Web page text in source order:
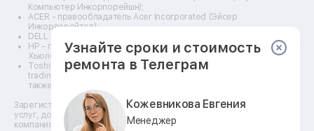
Компьютер Инкорпорейшн);
ACER - правообладатель Acer Incorporated (Эйсер
Инкорпорейтед);
DELL - правообладатель Dell Inc.(Делл Инк.);
HP - правообладатель HP Hewlett-Packard Group LLC (ЭйчПи
Хьюлетт Паккард Груп ЛЛК);
Toshiba - правообладатель KABUSHIKI KAISHA TOSHIBA, also
trading as Toshiba Corporation (КАБУШИКИ КАЙША ТОШИБА
также торгующая как Тосиба Корпорейшн).
Зарегистрированные товарные знаки используются для описания
услуг, доступных в сети сервисных центров АСЦ, не связанных с
компаниями Правообладателей товарных знаков и/или с их
Узнайте сроки и стоимость
ремонта в Телеграм
Кожевникова Евгения
Менеджер